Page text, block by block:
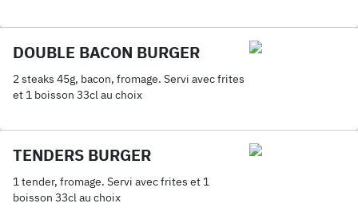
DOUBLE BACON BURGER
2 steaks 45g, bacon, fromage. Servi avec frites
et 1 boisson 33cl au choix
TENDERS BURGER
1 tender, fromage. Servi avec frites et 1
boisson 33cl au choix